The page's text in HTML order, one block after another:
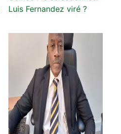
Luis Fernandez viré ?